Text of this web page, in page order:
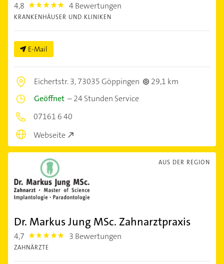
4,8 4.8 4 Bewertungen
KRANKENHÄUSER UND KLINIKEN
E-Mail
Eichertstr. 3,73035 Göppingen
29,1 km
Geöffnet –24 Stunden Service
07161 6 40
Webseite
AUS DER REGION
Dr. Markus Jung MSc. Zahnarztpraxis
4,7 4.7000003 3 Bewertungen
ZAHNÄRZTE